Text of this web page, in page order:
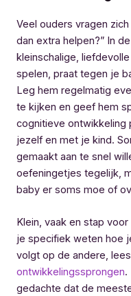
Veel ouders vragen
dan extra helpen?” In
kleinschalige,
spelen, praat tegen je
Leg hem regelmatig
te kijken en geef hem
cognitieve ontwikkeling
jezelf en met je kind.
gemaakt aan te snel
oefeningetjes tegelijk,
baby er soms moe of
Klein, vaak en stap
je specifiek weten hoe
volgt op de andere,
ontwikkelingssprongen.
gedachte dat de